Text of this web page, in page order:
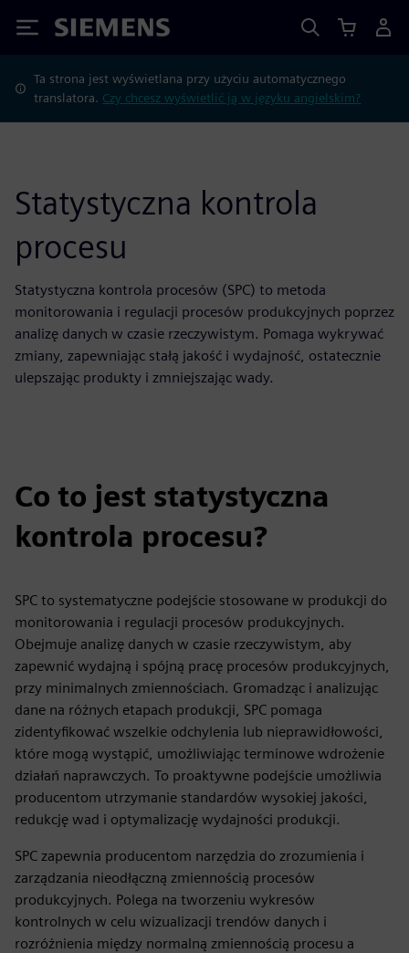
Siemens
Ta strona jest wyświetlana przy użyciu automatycznego
translatora. Czy chcesz wyświetlić ją w języku angielskim?
Statystyczna kontrola
procesu
Statystyczna kontrola procesów (SPC) to metoda
monitorowania i regulacji procesów produkcyjnych poprzez
analizę danych w czasie rzeczywistym. Pomaga wykrywać
zmiany, zapewniając stałą jakość i wydajność, ostatecznie
ulepszając produkty i zmniejszając wady.
Co to jest statystyczna
kontrola procesu?
SPC to systematyczne podejście stosowane w produkcji do
monitorowania i regulacji procesów produkcyjnych.
Obejmuje analizę danych w czasie rzeczywistym, aby
zapewnić wydajną i spójną pracę procesów produkcyjnych,
przy minimalnych zmiennościach. Gromadząc i analizując
dane na różnych etapach produkcji, SPC pomaga
zidentyfikować wszelkie odchylenia lub nieprawidłowości,
które mogą wystąpić, umożliwiając terminowe wdrożenie
działań naprawczych. To proaktywne podejście umożliwia
producentom utrzymanie standardów wysokiej jakości,
redukcję wad i optymalizację wydajności produkcji.
SPC zapewnia producentom narzędzia do zrozumienia i
zarządzania nieodłączną zmiennością procesów
produkcyjnych. Polega na tworzeniu wykresów
kontrolnych w celu wizualizacji trendów danych i
rozróżnienia między normalną zmiennością procesu a